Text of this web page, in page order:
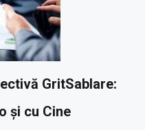
GritSablare:
și cu Cine